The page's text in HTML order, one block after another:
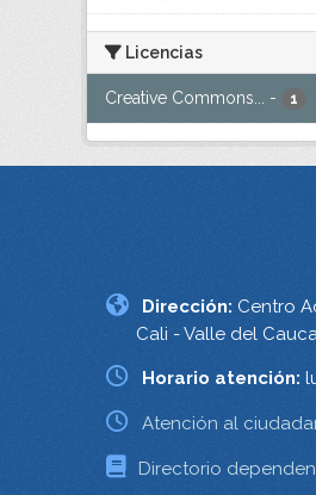
Licencias
Creative Commons... - 1
Dirección: Centro
Cali - Valle del
Horario atención:
Atención al
Directorio